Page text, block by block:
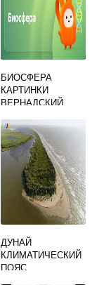
БИОСФЕРА
КАРТИНКИ
ВЕРНАДСКИЙ
ДУНАЙ
КЛИМАТИЧЕСКИЙ
ПОЯС